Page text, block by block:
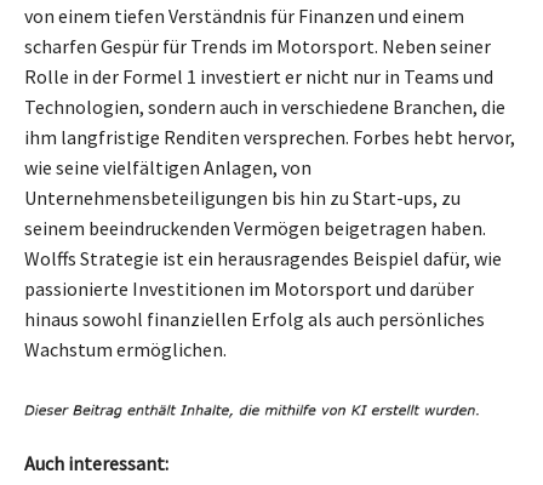
von einem tiefen Verständnis für Finanzen und einem
scharfen Gespür für Trends im Motorsport. Neben seiner
Rolle in der Formel 1 investiert er nicht nur in Teams und
Technologien, sondern auch in verschiedene Branchen, die
ihm langfristige Renditen versprechen. Forbes hebt hervor,
wie seine vielfältigen Anlagen, von
Unternehmensbeteiligungen bis hin zu Start-ups, zu
seinem beeindruckenden Vermögen beigetragen haben.
Wolffs Strategie ist ein herausragendes Beispiel dafür, wie
passionierte Investitionen im Motorsport und darüber
hinaus sowohl finanziellen Erfolg als auch persönliches
Wachstum ermöglichen.
Auch interessant: